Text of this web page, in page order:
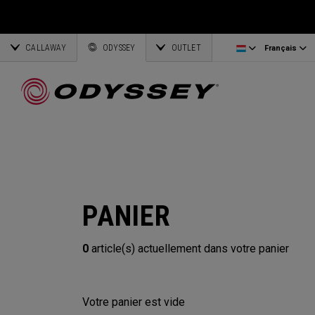
CALLAWAY ODYSSEY OUTLET Français
AI-One Milled Silver
Online Putter Selector
Putter Grips
Tout voir Accessories
Corporate Business
Partnerships
Estonie
Lituanie
English
Français
PANIER
0 article(s) actuellement dans votre panier
Votre panier est vide